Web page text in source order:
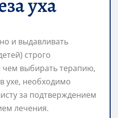
и выдавливать
строго
выбирать терапию,
ухе, необходимо
за подтверждением
лечения.